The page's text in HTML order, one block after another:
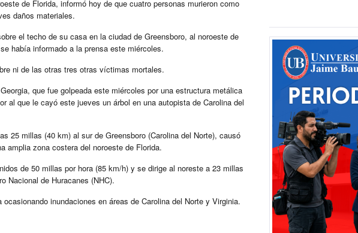
de Florida, informó hoy de que cuatro personas murieron como
daños materiales.
el techo de su casa en la ciudad de Greensboro, al noroeste de
había informado a la prensa este miércoles.
ni de las otras tres otras víctimas mortales.
que fue golpeada este miércoles por una estructura metálica
al que le cayó este jueves un árbol en una autopista de Carolina del
25 millas (40 km) al sur de Greensboro (Carolina del Norte), causó
amplia zona costera del noroeste de Florida.
de 50 millas por hora (85 km/h) y se dirige al noreste a 23 millas
Nacional de Huracanes (NHC).
inundaciones en áreas de Carolina del Norte y Virginia.